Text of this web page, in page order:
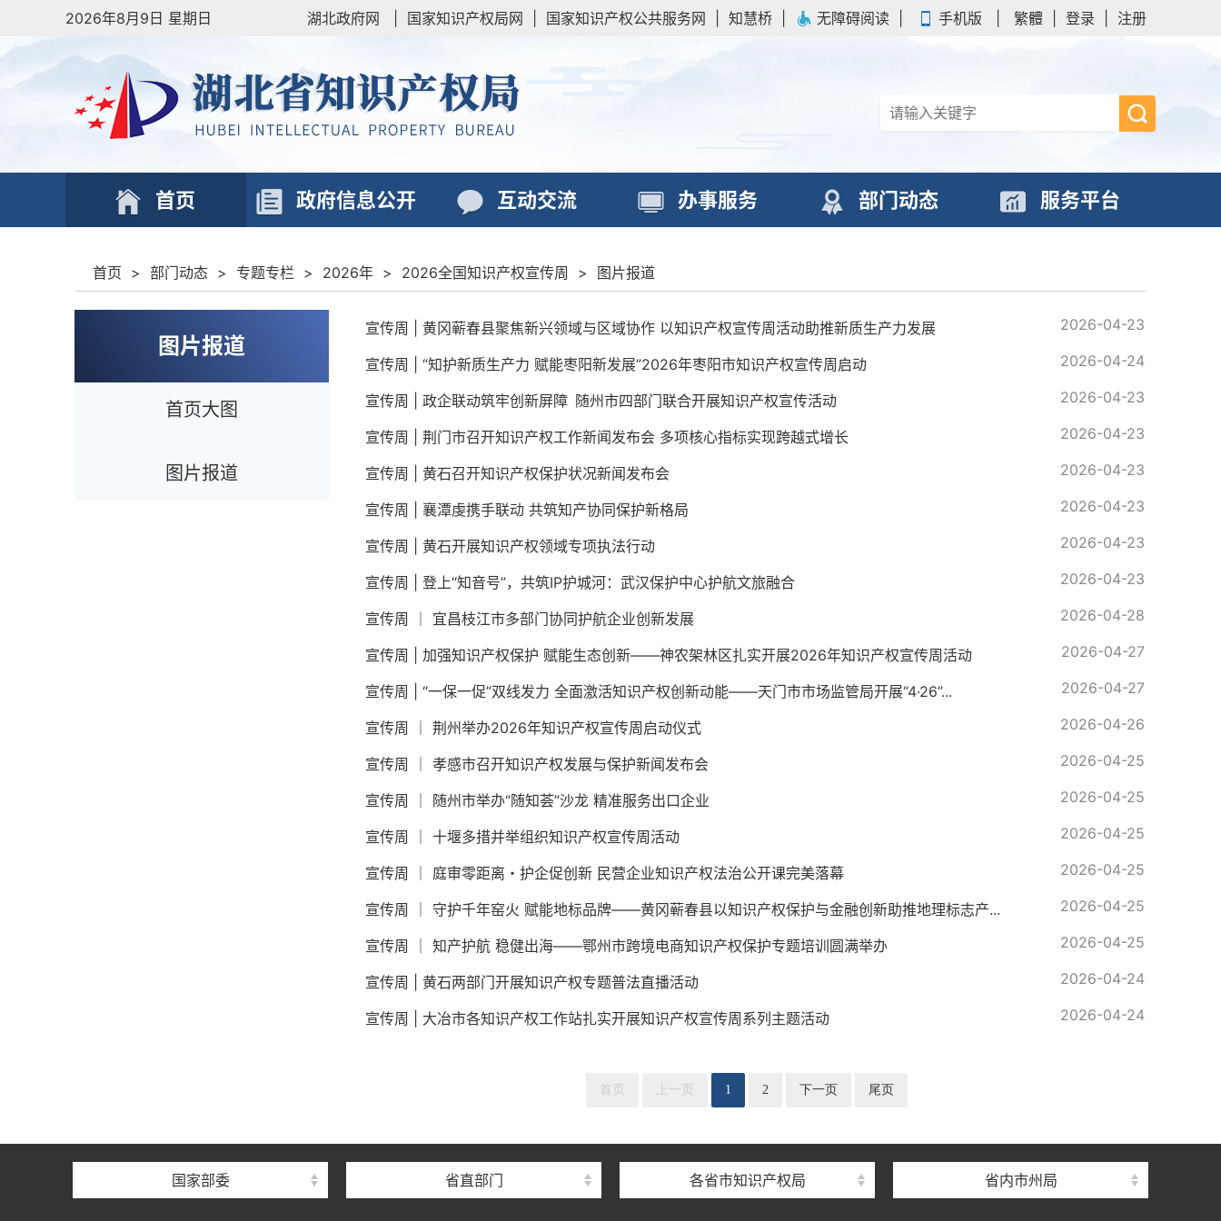
2026年8月9日 星期日 湖北政府网 国家知识产权局网 国家知识产权公共服务网 知慧桥 无障碍阅读 手机版 繁體 登录 注册
首页 政府信息公开 互动交流 办事服务 部门动态 服务平台
首页 > 部门动态 > 专题专栏 > 2026年 > 2026全国知识产权宣传周 > 图片报道
图片报道
首页大图
图片报道
宣传周 | 黄冈蕲春县聚焦新兴领域与区域协作 以知识产权宣传周活动助推新质生产力发展 2026-04-23
宣传周 | “知护新质生产力 赋能枣阳新发展”2026年枣阳市知识产权宣传周启动 2026-04-24
宣传周 | 政企联动筑牢创新屏障 随州市四部门联合开展知识产权宣传活动 2026-04-23
宣传周 | 荆门市召开知识产权工作新闻发布会 多项核心指标实现跨越式增长 2026-04-23
宣传周 | 黄石召开知识产权保护状况新闻发布会 2026-04-23
宣传周 | 襄潭虔携手联动 共筑知产协同保护新格局 2026-04-23
宣传周 | 黄石开展知识产权领域专项执法行动 2026-04-23
宣传周 | 登上“知音号”，共筑IP护城河：武汉保护中心护航文旅融合 2026-04-23
宣传周 ｜ 宜昌枝江市多部门协同护航企业创新发展 2026-04-28
宣传周 | 加强知识产权保护 赋能生态创新——神农架林区扎实开展2026年知识产权宣传周活动 2026-04-27
宣传周 | “一保一促”双线发力 全面激活知识产权创新动能——天门市市场监管局开展“4·26”... 2026-04-27
宣传周 ｜ 荆州举办2026年知识产权宣传周启动仪式 2026-04-26
宣传周 ｜ 孝感市召开知识产权发展与保护新闻发布会 2026-04-25
宣传周 ｜ 随州市举办“随知荟”沙龙 精准服务出口企业 2026-04-25
宣传周 ｜ 十堰多措并举组织知识产权宣传周活动 2026-04-25
宣传周 ｜ ​庭审零距离・护企促创新 民营企业知识产权法治公开课完美落幕 2026-04-25
宣传周 ｜ 守护千年窑火 赋能地标品牌——黄冈蕲春县以知识产权保护与金融创新助推地理标志产... 2026-04-25
宣传周 ｜ 知产护航 稳健出海——鄂州市跨境电商知识产权保护专题培训圆满举办 2026-04-25
宣传周 | 黄石两部门开展知识产权专题普法直播活动 2026-04-24
宣传周 | 大冶市各知识产权工作站扎实开展知识产权宣传周系列主题活动 2026-04-24
首页 上一页 1 2 下一页 尾页
国家部委 省直部门 各省市知识产权局 省内市州局